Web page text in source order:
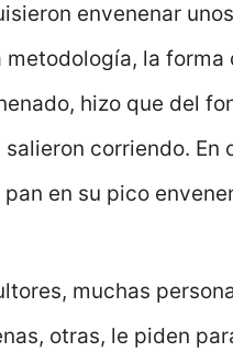
envenenar
la forma
hizo que del
corriendo.
en su pico
muchas
otras, le piden